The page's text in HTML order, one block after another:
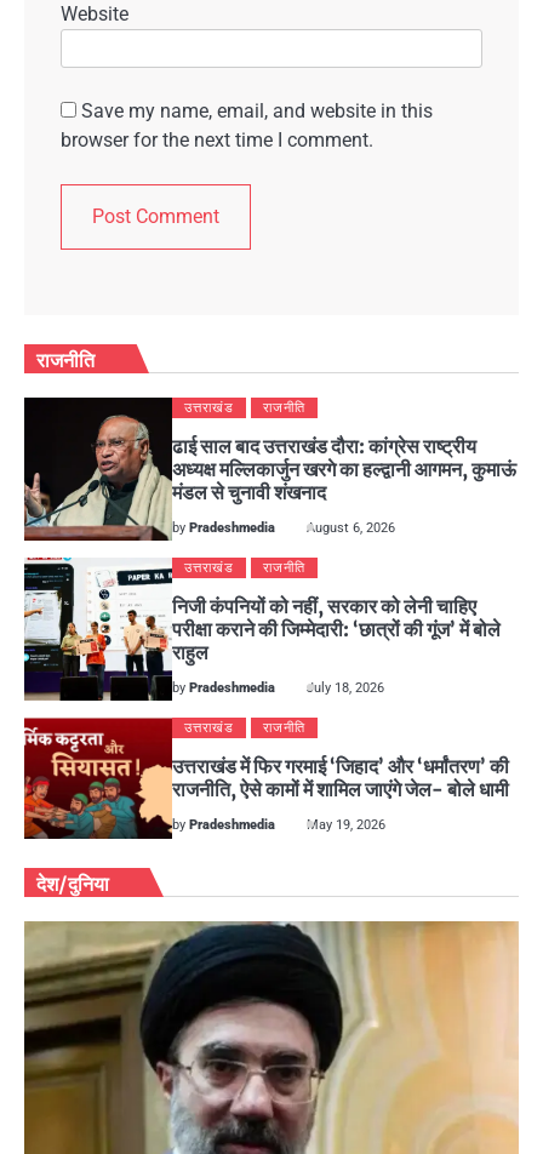
Website
Save my name, email, and website in this
browser for the next time I comment.
राजनीति
उत्तराखंड राजनीति
ढाई साल बाद उत्तराखंड दौरा: कांग्रेस राष्ट्रीय
अध्यक्ष मल्लिकार्जुन खरगे का हल्द्वानी आगमन, कुमाऊं
मंडल से चुनावी शंखनाद
byPradeshmedia August 6, 2026
उत्तराखंड राजनीति
निजी कंपनियों को नहीं, सरकार को लेनी चाहिए
परीक्षा कराने की जिम्मेदारी: ‘छात्रों की गूंज’ में बोले
राहुल
byPradeshmedia July 18, 2026
उत्तराखंड राजनीति
उत्तराखंड में फिर गरमाई ‘जिहाद’ और ‘धर्मांतरण’ की
राजनीति, ऐसे कामों में शामिल जाएंगे जेल- बोले धामी
byPradeshmedia May 19, 2026
देश/दुनिया